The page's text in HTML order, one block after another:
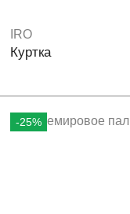
Размеры
IRO
Куртка
-25%